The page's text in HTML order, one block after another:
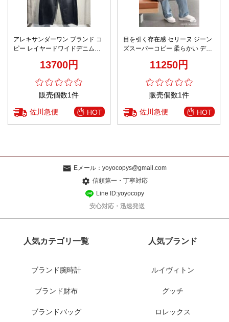
アレキサンダーワン ブランド コ
ピー レイヤードワイドデニムパ
ピーター多数13700円
販売個数1件
佐川急便 HOT
目を引く存在感 セリーヌ ジーン
ズスーパーコピー 柔らかい デニ
11250円
販売個数1件
佐川急便 HOT
Eメール： yoyocopys@gmail.com
信頼第一・丁寧対応
Line ID:yoyocopy
安心対応・迅速発送
人気カテゴリ一覧
ブランド腕時計
ブランド財布
ブランドバッグ
人気ブランド
ルイヴィトン
グッチ
ロレックス